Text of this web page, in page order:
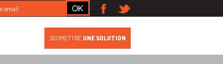
SOUMETTRE UNE SOLUTION